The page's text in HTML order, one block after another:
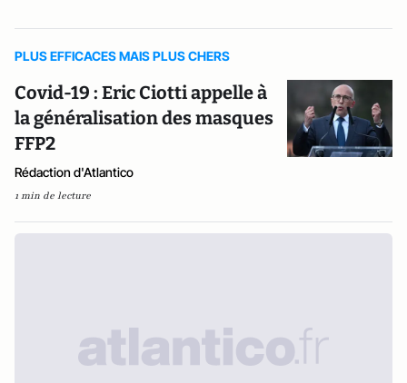
PLUS EFFICACES MAIS PLUS CHERS
Covid-19 : Eric Ciotti appelle à
la généralisation des masques
FFP2
Rédaction d'Atlantico
1 min de lecture